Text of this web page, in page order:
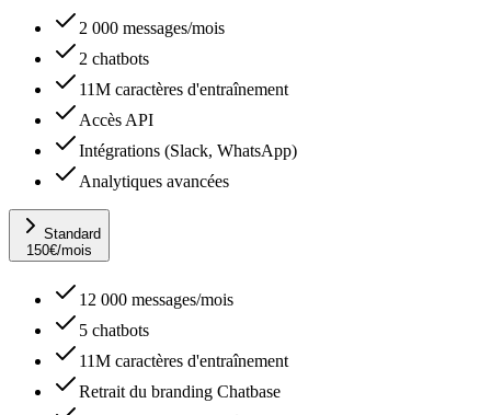
2 000 messages/mois
2 chatbots
11M caractères d'entraînement
Accès API
Intégrations (Slack, WhatsApp)
Analytiques avancées
Standard
150€/mois
12 000 messages/mois
5 chatbots
11M caractères d'entraînement
Retrait du branding Chatbase